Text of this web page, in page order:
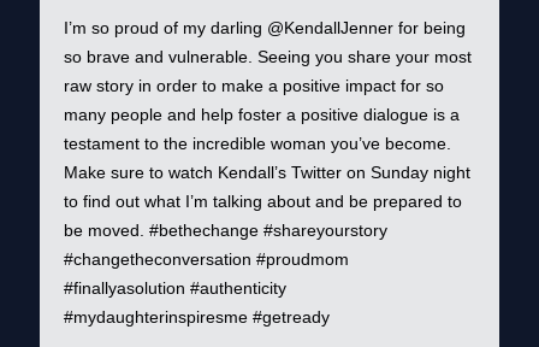
I’m so proud of my darling @KendallJenner for being
so brave and vulnerable. Seeing you share your most
raw story in order to make a positive impact for so
many people and help foster a positive dialogue is a
testament to the incredible woman you’ve become.
Make sure to watch Kendall’s Twitter on Sunday night
to find out what I’m talking about and be prepared to
be moved. #bethechange #shareyourstory
#changetheconversation #proudmom
#finallyasolution #authenticity
#mydaughterinspiresme #getready